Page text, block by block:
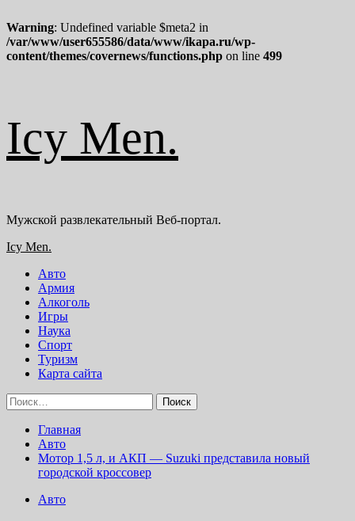
Warning: Undefined variable $meta2 in
/var/www/user655586/data/www/ikapa.ru/wp-
content/themes/covernews/functions.php on line 499
содержимому
Icy Men.
Мужской развлекательный Веб-портал.
Основное
Icy Men.
Авто
Армия
Алкоголь
Игры
Наука
Спорт
Туризм
Карта сайта
Найти:
Главная
Авто
Мотор 1,5 л, и АКП — Suzuki представила новый
городской кроссовер
Авто